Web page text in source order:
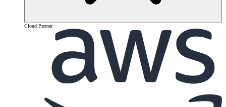
Cloud Partner